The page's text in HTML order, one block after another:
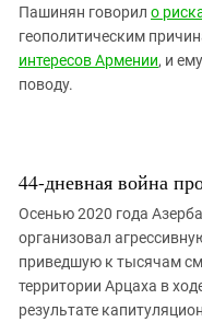
Пашинян говорил о
геополитическим
интересов Армении, и
поводу.
44-дневная война
Осенью 2020 года
организовал
приведшую к тысячам
территории Арцаха в
результате